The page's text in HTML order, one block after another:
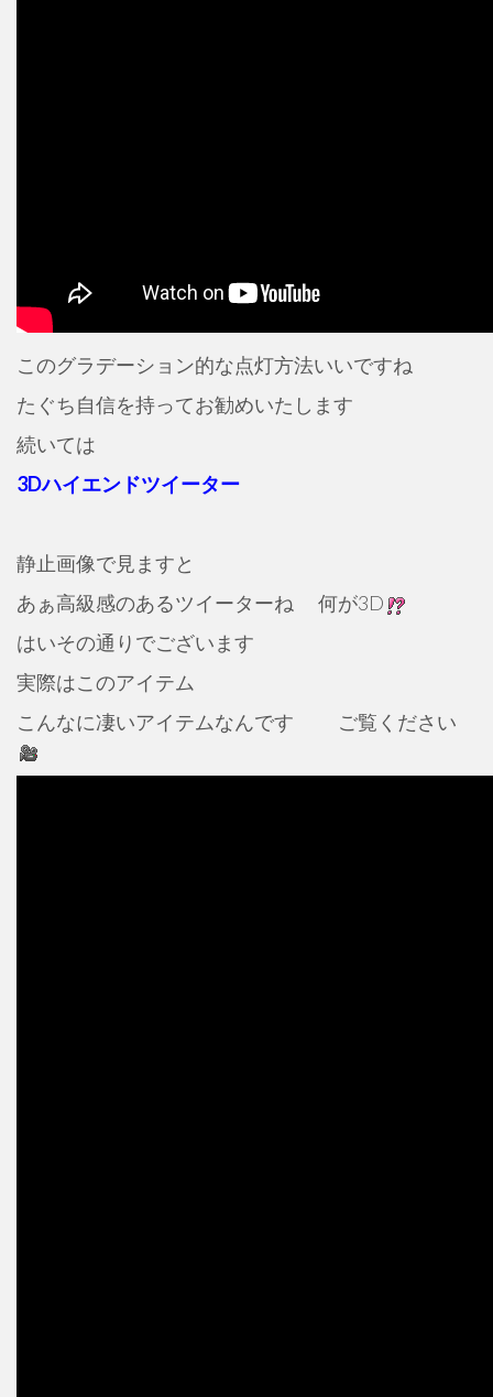
このグラデーション的な点灯方法いいですね
たぐち自信を持ってお勧めいたします
続いては
3Dハイエンドツイーター
静止画像で見ますと
あぁ高級感のあるツイーターね
何が3D
はいその通りでございます
実際はこのアイテム
こんなに凄いアイテムなんです
ご覧ください